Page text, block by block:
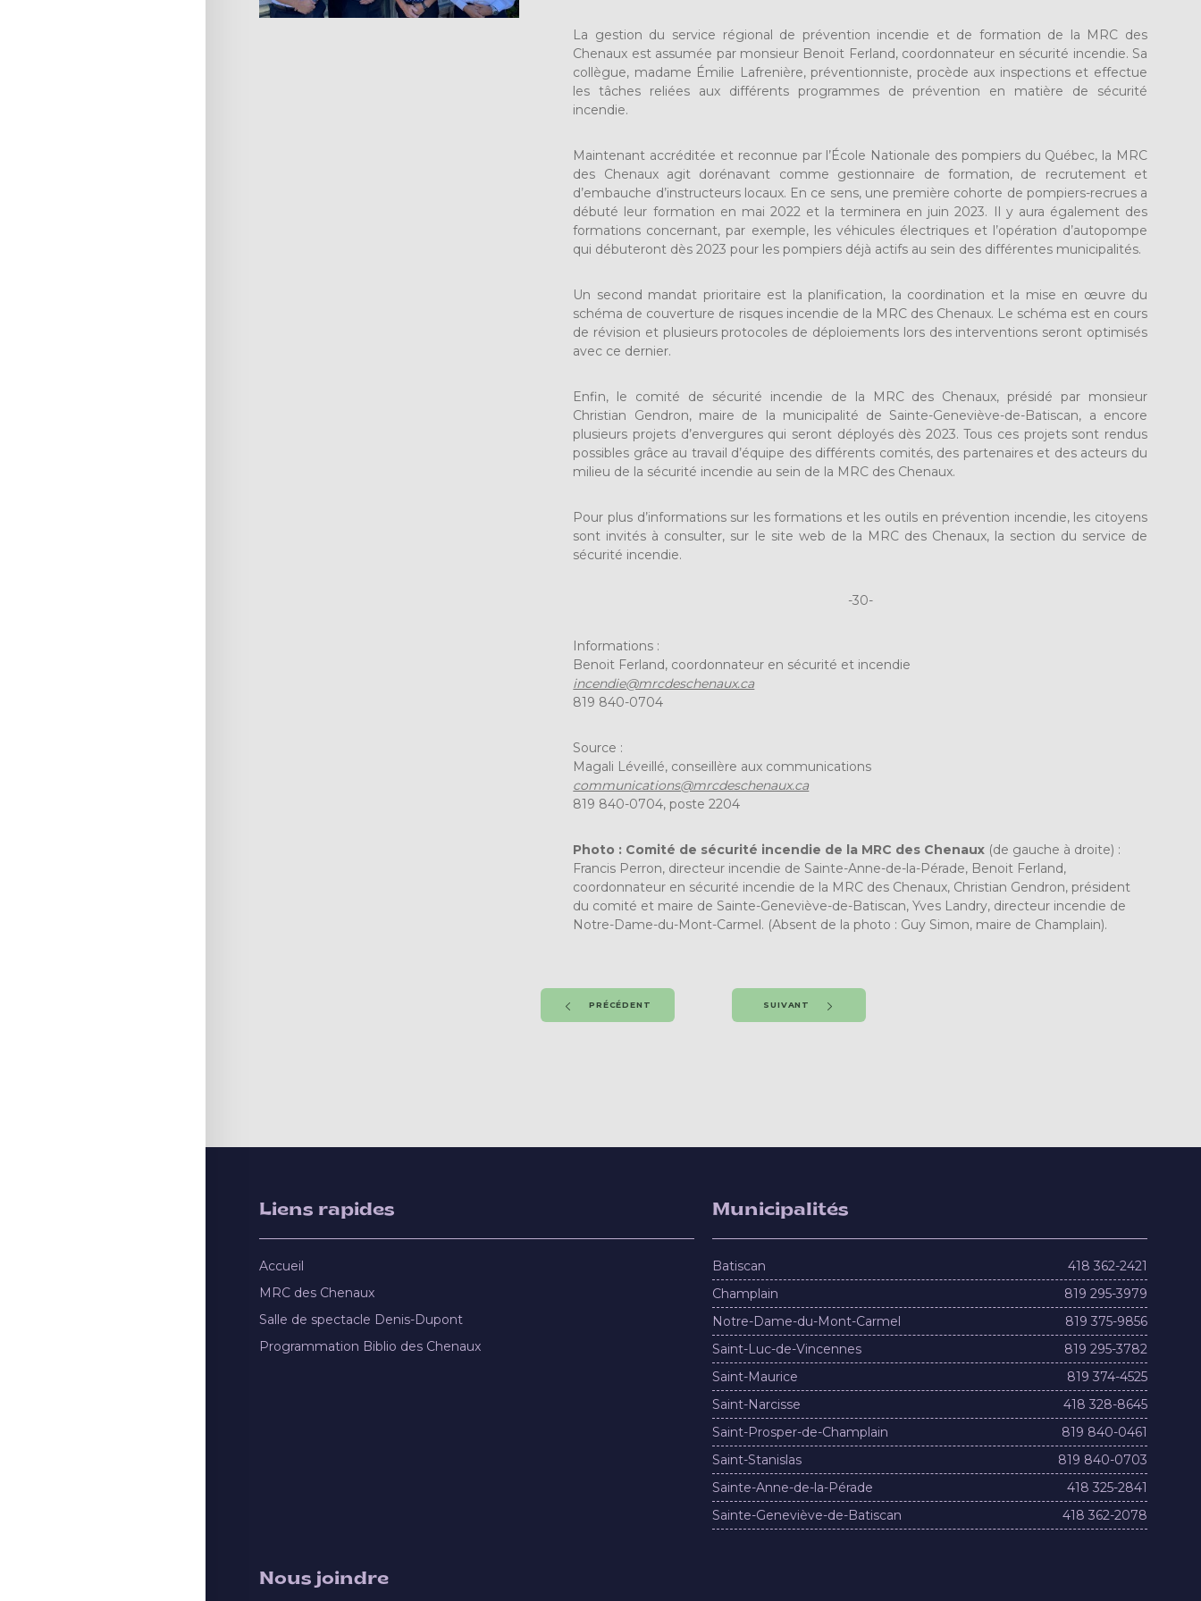
La gestion du service régional de prévention incendie et de formation de la MRC des
Chenaux est assumée par monsieur Benoit Ferland, coordonnateur en sécurité incendie. Sa
collègue, madame Émilie Lafrenière, préventionniste, procède aux inspections et effectue
les tâches reliées aux différents programmes de prévention en matière de sécurité
incendie.
Maintenant accréditée et reconnue par l’École Nationale des pompiers du Québec, la MRC
des Chenaux agit dorénavant comme gestionnaire de formation, de recrutement et
d’embauche d’instructeurs locaux. En ce sens, une première cohorte de pompiers-recrues a
débuté leur formation en mai 2022 et la terminera en juin 2023. Il y aura également des
formations concernant, par exemple, les véhicules électriques et l’opération d’autopompe
qui débuteront dès 2023 pour les pompiers déjà actifs au sein des différentes municipalités.
Un second mandat prioritaire est la planification, la coordination et la mise en œuvre du
schéma de couverture de risques incendie de la MRC des Chenaux. Le schéma est en cours
de révision et plusieurs protocoles de déploiements lors des interventions seront optimisés
avec ce dernier.
Enfin, le comité de sécurité incendie de la MRC des Chenaux, présidé par monsieur
Christian Gendron, maire de la municipalité de Sainte-Geneviève-de-Batiscan, a encore
plusieurs projets d’envergures qui seront déployés dès 2023. Tous ces projets sont rendus
possibles grâce au travail d’équipe des différents comités, des partenaires et des acteurs du
milieu de la sécurité incendie au sein de la MRC des Chenaux.
Pour plus d’informations sur les formations et les outils en prévention incendie, les citoyens
sont invités à consulter, sur le site web de la MRC des Chenaux, la section du service de
sécurité incendie.
-30-
Informations :
Benoit Ferland, coordonnateur en sécurité et incendie
incendie@mrcdeschenaux.ca
819 840-0704
Source :
Magali Léveillé, conseillère aux communications
communications@mrcdeschenaux.ca
819 840-0704, poste 2204
Photo : Comité de sécurité incendie de la MRC des Chenaux (de gauche à droite) :
Francis Perron, directeur incendie de Sainte-Anne-de-la-Pérade, Benoit Ferland,
coordonnateur en sécurité incendie de la MRC des Chenaux, Christian Gendron, président
du comité et maire de Sainte-Geneviève-de-Batiscan, Yves Landry, directeur incendie de
Notre-Dame-du-Mont-Carmel. (Absent de la photo : Guy Simon, maire de Champlain).
PRÉCÉDENT SUIVANT
Liens rapides
Accueil
MRC des Chenaux
Salle de spectacle Denis-Dupont
Programmation Biblio des Chenaux
Municipalités
Batiscan
418 362-2421
Champlain
819 295-3979
Notre-Dame-du-Mont-Carmel
819 375-9856
Saint-Luc-de-Vincennes
819 295-3782
Saint-Maurice
819 374-4525
Saint-Narcisse
418 328-8645
Saint-Prosper-de-Champlain
819 840-0461
Saint-Stanislas
819 840-0703
Sainte-Anne-de-la-Pérade
418 325-2841
Sainte-Geneviève-de-Batiscan
418 362-2078
Nous joindre